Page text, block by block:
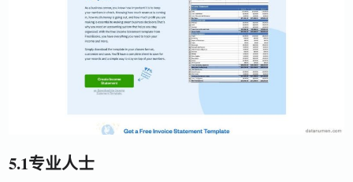
5.1专业人士